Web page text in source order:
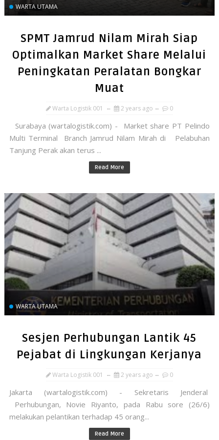
WARTA UTAMA
SPMT Jamrud Nilam Mirah Siap
Optimalkan Market Share Melalui
Peningkatan Peralatan Bongkar
Muat
Warta Logistik 001 2 years ago 0
Surabaya (wartalogistik.com) - Market share PT Pelindo
Multi Terminal Branch Jamrud Nilam Mirah di Pelabuhan
Tanjung Perak akan terus ...
Read More
WARTA UTAMA
Sesjen Perhubungan Lantik 45
Pejabat di Lingkungan Kerjanya
Warta Logistik 001 2 years ago 0
Jakarta (wartalogistik.com) - Sekretaris Jenderal
Perhubungan, Novie Riyanto, pada Rabu sore (26/6)
melakukan pelantikan terhadap 45 orang...
Read More